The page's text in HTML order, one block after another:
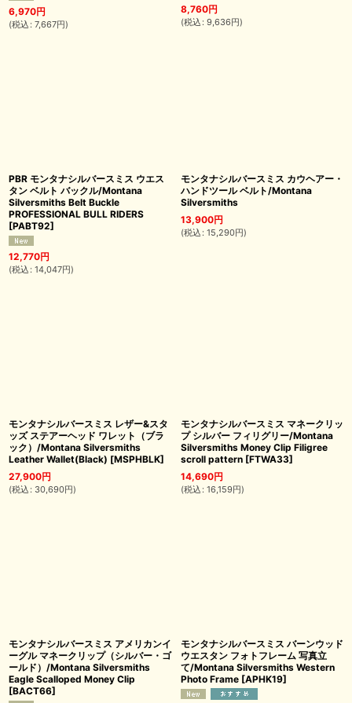
6,970円
(税込 : 7,667円)
8,760円
(税込 : 9,636円)
PBR モンタナシルバースミス ウエス
タン ベルト バックル/Montana
Silversmiths Belt Buckle
PROFESSIONAL BULL RIDERS
[PABT92]
12,770円
(税込 : 14,047円)
モンタナシルバースミス カウヘアー・
ハンドツール ベルト/Montana
Silversmiths
13,900円
(税込 : 15,290円)
モンタナシルバースミス レザー&スタ
ッズ ステアーヘッド ワレット（ブラ
ック）/Montana Silversmiths
Leather Wallet(Black) [MSPHBLK]
27,900円
(税込 : 30,690円)
モンタナシルバースミス マネークリッ
プ シルバー フィリグリー/Montana
Silversmiths Money Clip Filigree
scroll pattern [FTWA33]
14,690円
(税込 : 16,159円)
モンタナシルバースミス アメリカンイ
ーグル マネークリップ（シルバー・ゴ
ールド）/Montana Silversmiths
Eagle Scalloped Money Clip
[BACT66]
モンタナシルバースミス バーンウッド
ウエスタン フォトフレーム 写真立
て/Montana Silversmiths Western
Photo Frame [APHK19]